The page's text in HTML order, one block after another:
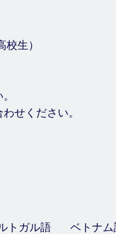
生）
せください。
トガル語 ベトナム